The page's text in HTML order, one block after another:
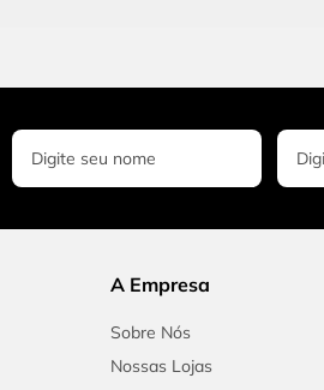
A Empresa
Sobre Nós
Nossas Lojas